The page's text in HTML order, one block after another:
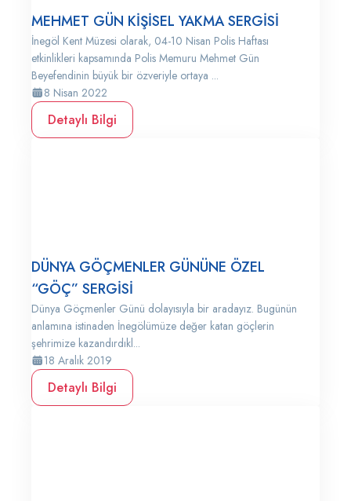
MEHMET GÜN KİŞİSEL YAKMA SERGİSİ
İnegöl Kent Müzesi olarak, 04-10 Nisan Polis Haftası
etkinlikleri kapsamında Polis Memuru Mehmet Gün
Beyefendinin büyük bir özveriyle ortaya ...
8 Nisan 2022
Detaylı Bilgi
DÜNYA GÖÇMENLER GÜNÜNE ÖZEL
“GÖÇ” SERGİSİ
Dünya Göçmenler Günü dolayısıyla bir aradayız. Bugünün
anlamına istinaden İnegölümüze değer katan göçlerin
şehrimize kazandırdıkl...
18 Aralık 2019
Detaylı Bilgi